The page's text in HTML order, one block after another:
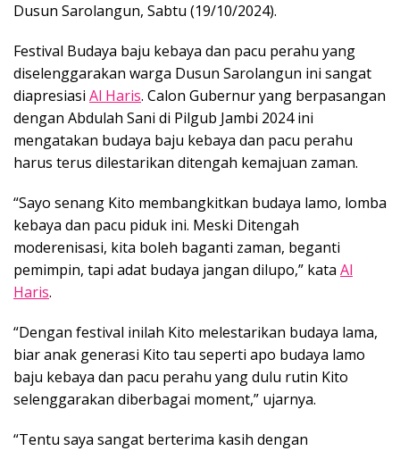
Dusun Sarolangun, Sabtu (19/10/2024).
Festival Budaya baju kebaya dan pacu perahu yang
diselenggarakan warga Dusun Sarolangun ini sangat
diapresiasi Al Haris. Calon Gubernur yang berpasangan
dengan Abdulah Sani di Pilgub Jambi 2024 ini
mengatakan budaya baju kebaya dan pacu perahu
harus terus dilestarikan ditengah kemajuan zaman.
“Sayo senang Kito membangkitkan budaya lamo, lomba
kebaya dan pacu piduk ini. Meski Ditengah
moderenisasi, kita boleh baganti zaman, beganti
pemimpin, tapi adat budaya jangan dilupo,” kata Al
Haris.
“Dengan festival inilah Kito melestarikan budaya lama,
biar anak generasi Kito tau seperti apo budaya lamo
baju kebaya dan pacu perahu yang dulu rutin Kito
selenggarakan diberbagai moment,” ujarnya.
“Tentu saya sangat berterima kasih dengan